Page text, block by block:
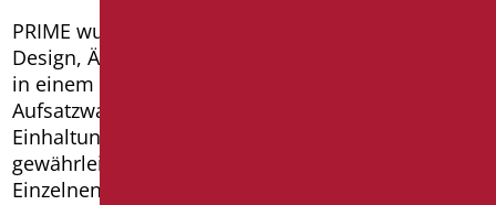
PRIME wurde ausgewählt, weil es die Konzepte
Design, Ästhetik, Trend und Nutzen für Jedermann
in einem einzigen Produkt vereint. Es ist das erste
Aufsatzwaschbecken, das in der Lage ist, die
Einhaltung von Barrierefreiheitsstandards zu
gewährleisten. Es respektiert die Würde des
Einzelnen und erhöht die Gestaltungsfreiheit für